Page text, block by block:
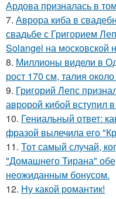
Ардова призналась в
7. Аврора киба в
свадьбе с Григорием
Solangel на московской
8. Миллионы видели в
рост 170 см, талия
9. Григорий Лепс
авророй кибой вступил
10. Гениальный ответ:
фразой вылечила его
11. Тот самый случай,
"Домашнего Тирана"
неожиданным бонусом.
12. Ну какой романтик!